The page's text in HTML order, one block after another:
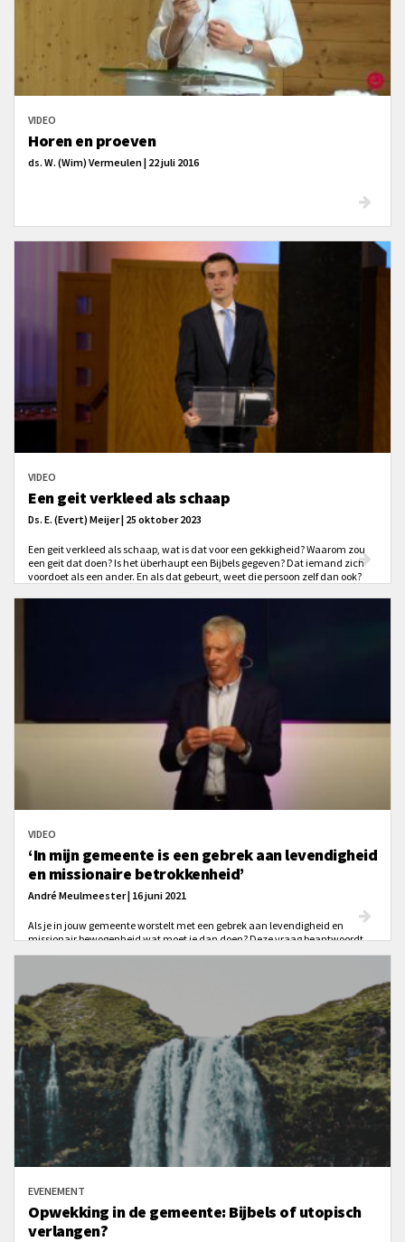
VIDEO
Horen en proeven
ds. W. (Wim) Vermeulen | 22 juli 2016
VIDEO
Een geit verkleed als schaap
Ds. E. (Evert) Meijer | 25 oktober 2023
Een geit verkleed als schaap, wat is dat voor een gekkigheid? Waarom zou
een geit dat doen? Is het überhaupt een Bijbels gegeven? Dat iemand zich
voordoet als een ander. En als dat gebeurt, weet die persoon zelf dan ook?
VIDEO
‘In mijn gemeente is een gebrek aan levendigheid
en missionaire betrokkenheid’
André Meulmeester | 16 juni 2021
Als je in jouw gemeente worstelt met een gebrek aan levendigheid en
missionair bewogenheid wat moet je dan doen? Deze vraag beantwoordt
evangelist André Meulmeester in deze video. Het zal niet voor het eerst zijn
nood bij God bekendmaken. En dat God vervolgens wonderen doet op dat
gebed.
EVENEMENT
Opwekking in de gemeente: Bijbels of utopisch
verlangen?